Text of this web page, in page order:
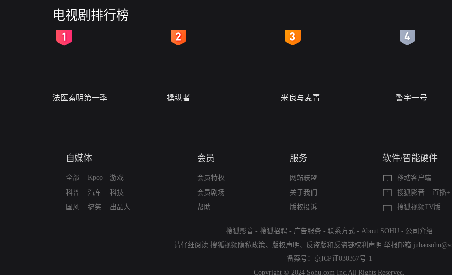
电视剧排行榜
法医秦明第一季 操纵者 米良与麦青 警字一号
自媒体
全部
科普
国风
Kpop
汽车
搞笑
游戏
科技
出品人
会员
会员特权
会员剧场
帮助
服务
网站联盟
关于我们
版权投诉
软件/智能硬件
移动客户端
搜狐影音
直播+
搜狐视频TV版
搜狐影音 - 搜狐招聘 - 广告服务 - 联系方式 - About SOHU - 公司介绍
请仔细阅读 搜狐视频隐私政策、 版权声明 、 反盗版和反盗链权利声明 举报邮箱
备案号： 京ICP证030367号-1
Copyright © 2024 Sohu.com Inc.All Rights Reserved.